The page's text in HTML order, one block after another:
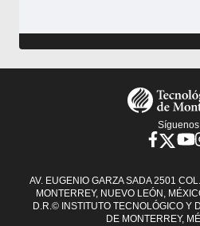
Síguenos
AV. EUGENIO GARZA SADA 2501
MONTERREY, NUEVO LEÓN,
D.R.© INSTITUTO TECNOLÓGICO Y
DE MONTERREY,